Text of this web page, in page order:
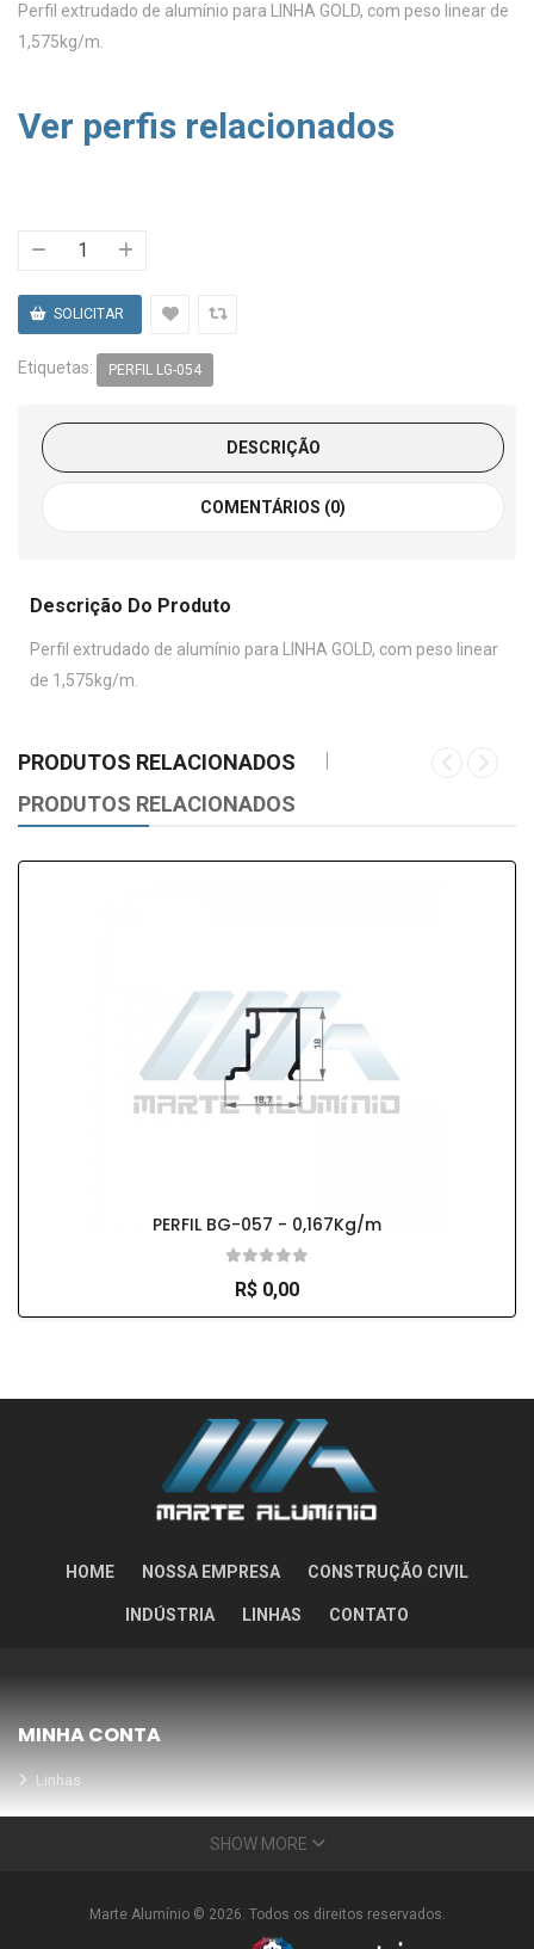
Perfil extrudado de alumínio para LINHA GOLD, com peso linear de
1,575kg/m.
Ver perfis relacionados
Etiquetas: PERFIL LG-054
DESCRIÇÃO
COMENTÁRIOS (0)
Descrição Do Produto
Perfil extrudado de alumínio para LINHA GOLD, com peso linear
de 1,575kg/m.
PRODUTOS RELACIONADOS
PRODUTOS RELACIONADOS
PERFIL BG-057 - 0,167Kg/m
R$ 0,00
HOME NOSSA EMPRESA CONSTRUÇÃO CIVIL
INDÚSTRIA LINHAS CONTATO
MINHA CONTA
Linhas
Meus Orçamentos
Condições Especiais
SHOW MORE
Marte Alumínio © 2026. Todos os direitos reservados.